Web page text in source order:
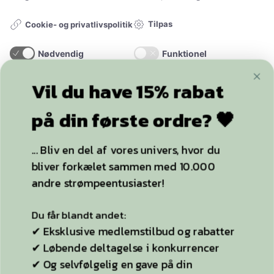
YDERLIGERE INFO
Strømpebukser
Plussize
Selvsiddende strømper
Ideen til StyleLegs
Bag Stylelegs
Cookie- og privatlivspolitik Tilpas
Nødvendig
Funktionel
KUN NØDVENDIGE
Vil du have 15% rabat
på din første ordre? 🖤
... Bliv en del af vores univers, hvor du
bliver forkælet sammen med 10.000
andre strømpeentusiaster!
Du får blandt andet:
✔ Eksklusive medlemstilbud og rabatter
✔ Løbende deltagelse i konkurrencer
✔ Og selvfølgelig en gave på din